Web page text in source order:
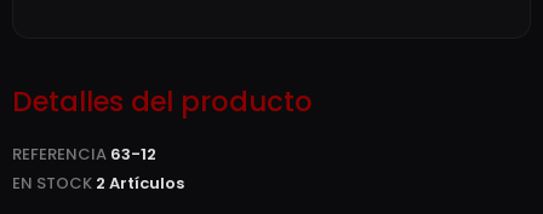
Detalles del producto
REFERENCIA 63-12
EN STOCK 2 Artículos